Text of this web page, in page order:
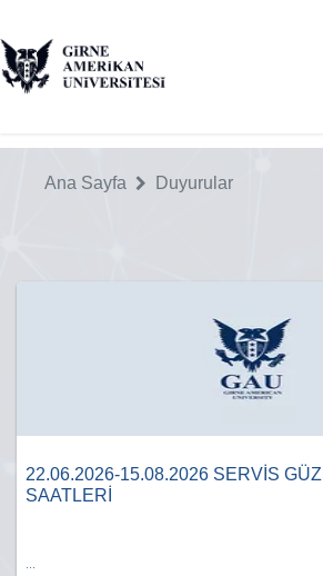
Ana Sayfa Duyurular
22.06.2026-15.08.2026 SERVİS
SAATLERİ